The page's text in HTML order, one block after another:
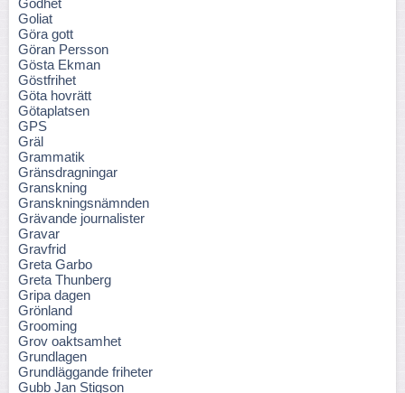
Godhet
Goliat
Göra gott
Göran Persson
Gösta Ekman
Göstfrihet
Göta hovrätt
Götaplatsen
GPS
Gräl
Grammatik
Gränsdragningar
Granskning
Granskningsnämnden
Grävande journalister
Gravar
Gravfrid
Greta Garbo
Greta Thunberg
Gripa dagen
Grönland
Grooming
Grov oaktsamhet
Grundlagen
Grundläggande friheter
Gubb Jan Stigson